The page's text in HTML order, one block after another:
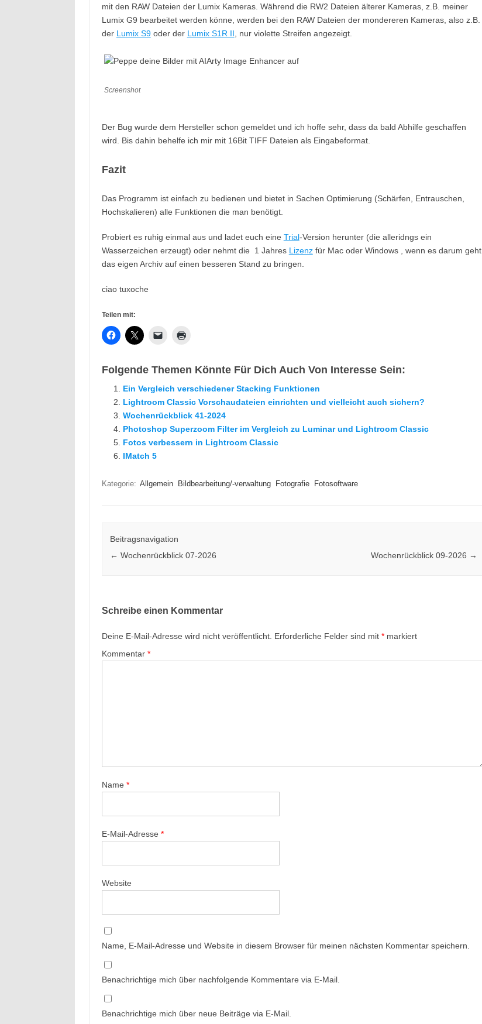
mit den RAW Dateien der Lumix Kameras. Während die RW2 Dateien älterer Kameras, z.B. meiner
Lumix G9 bearbeitet werden könne, werden bei den RAW Dateien der mondereren Kameras, also z.B.
der Lumix S9oder der Lumix S1R II , nur violette Streifen angezeigt.
Screenshot
Der Bug wurde dem Hersteller schon gemeldet und ich hoffe sehr, dass da bald Abhilfe geschaffen
wird. Bis dahin behelfe ich mir mit 16Bit TIFF Dateien als Eingabeformat.
Fazit
Das Programm ist einfach zu bedienen und bietet in Sachen Optimierung (Schärfen, Entrauschen,
Hochskalieren) alle Funktionen die man benötigt.
Probiert es ruhig einmal aus und ladet euch eine Trial-Version herunter (die alleridngs ein
Wasserzeichen erzeugt) oder nehmt die 1 Jahres Lizenzfür Mac oder Windows , wenn es darum geht,
das eigen Archiv auf einen besseren Stand zu bringen.
ciao tuxoche
Teilen mit:
Folgende Themen Könnte Für Dich Auch Von Interesse Sein:
Ein Vergleich verschiedener Stacking Funktionen
Lightroom Classic Vorschaudateien einrichten und vielleicht auch sichern?
Wochenrückblick 41-2024
Photoshop Superzoom Filter im Vergleich zu Luminar und Lightroom Classic
Fotos verbessern in Lightroom Classic
IMatch 5
Kategorie: Allgemein Bildbearbeitung/-verwaltung Fotografie Fotosoftware
Beitragsnavigation
← Wochenrückblick 07-2026 Wochenrückblick 09-2026 →
Schreibe einen Kommentar
Deine E-Mail-Adresse wird nicht veröffentlicht. Erforderliche Felder sind mit *markiert
Kommentar *
Name *
E-Mail-Adresse *
Website
Name, E-Mail-Adresse und Website in diesem Browser für meinen nächsten Kommentar speichern.
Benachrichtige mich über nachfolgende Kommentare via E-Mail.
Benachrichtige mich über neue Beiträge via E-Mail.